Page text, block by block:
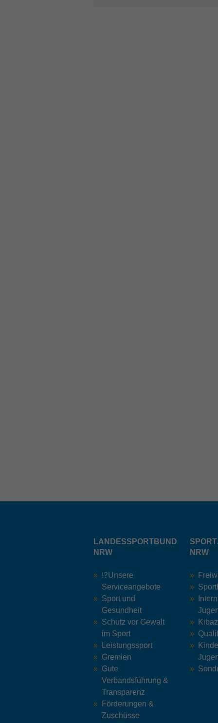
LANDESSPORTBUND
NRW
⁉️Unsere
Serviceangebote
Sport und
Gesundheit
Schutz vor Gewalt
im Sport
Leistungssport
Gremien
Gute
Verbandsführung &
Transparenz
Förderungen &
Zuschüsse
NRW